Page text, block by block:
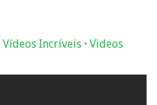
Vídeos Incríveis • Videos